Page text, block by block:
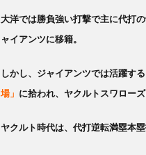
大洋では勝負強い打撃で主に代打
ャイアンツに移籍。
しかし、ジャイアンツでは活躍す
場」 に拾われ、ヤクルトスワローズ
ヤクルト時代は、代打逆転満塁本